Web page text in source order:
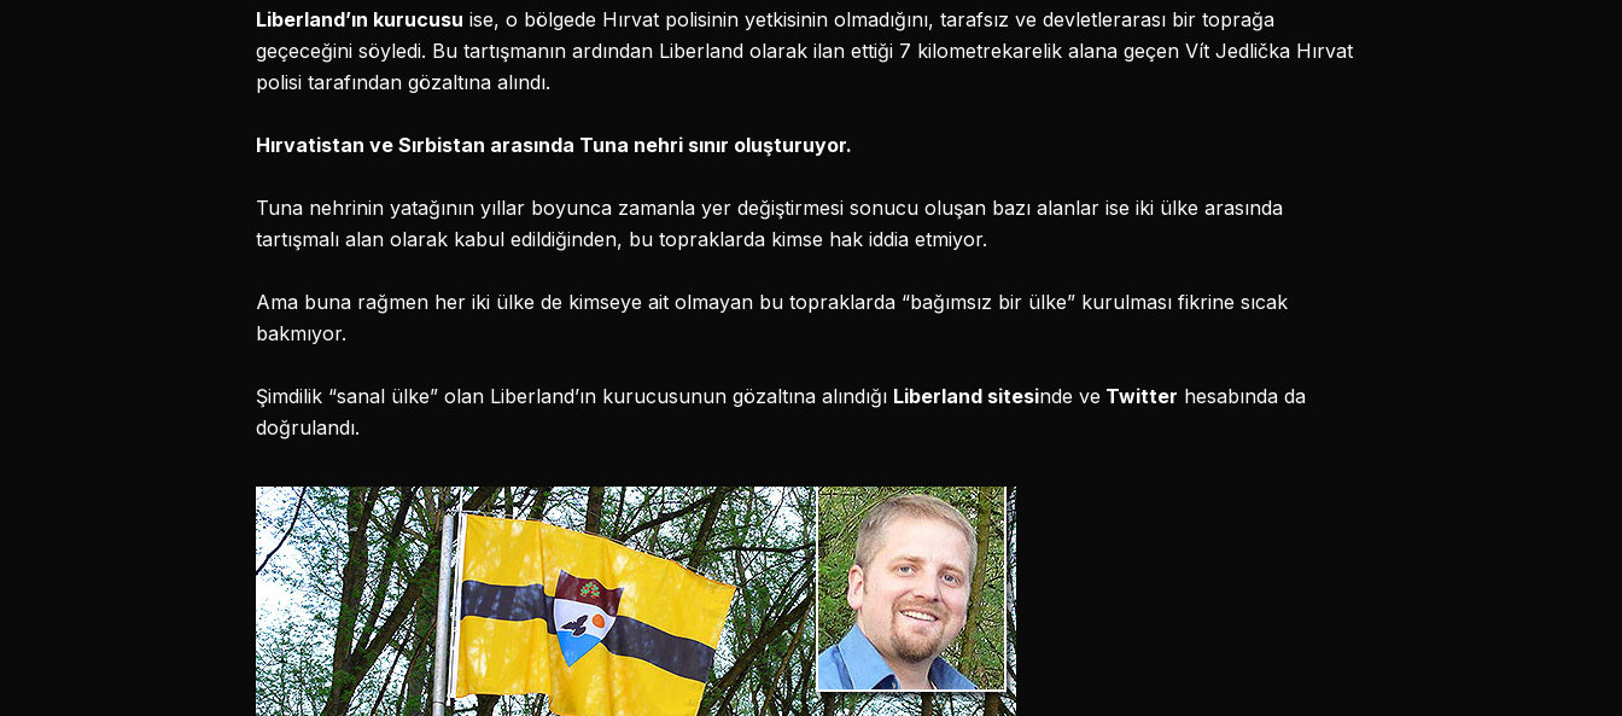
Liberland’ın kurucusu ise, o bölgede Hırvat polisinin yetkisinin olmadığını, tarafsız ve devletlerarası bir toprağa
geçeceğini söyledi. Bu tartışmanın ardından Liberland olarak ilan ettiği 7 kilometrekarelik alana geçen Vít Jedlička Hırvat
polisi tarafından gözaltına alındı.
Hırvatistan ve Sırbistan arasında Tuna nehri sınır oluşturuyor.
Tuna nehrinin yatağının yıllar boyunca zamanla yer değiştirmesi sonucu oluşan bazı alanlar ise iki ülke arasında
tartışmalı alan olarak kabul edildiğinden, bu topraklarda kimse hak iddia etmiyor.
Ama buna rağmen her iki ülke de kimseye ait olmayan bu topraklarda “bağımsız bir ülke” kurulması fikrine sıcak
bakmıyor.
Şimdilik “sanal ülke” olan Liberland’ın kurucusunun gözaltına alındığı Liberland sitesinde ve Twitter hesabında da
doğrulandı.